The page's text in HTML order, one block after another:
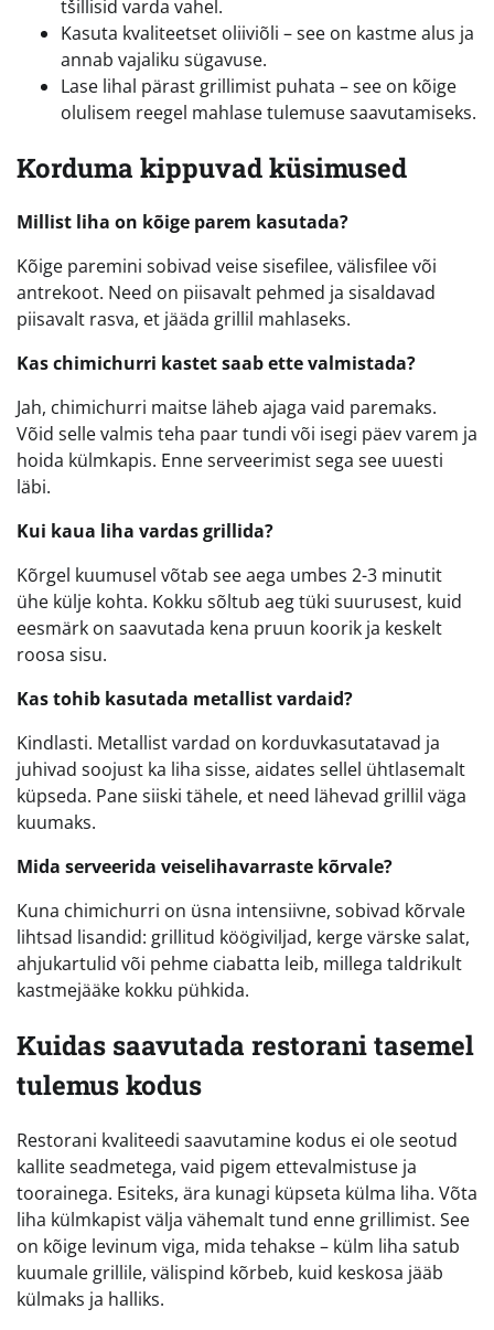
tšillisid varda vahel.
Kasuta kvaliteetset oliiviõli – see on kastme alus ja
annab vajaliku sügavuse.
Lase lihal pärast grillimist puhata – see on kõige
olulisem reegel mahlase tulemuse saavutamiseks.
Korduma kippuvad küsimused
Millist liha on kõige parem kasutada?
Kõige paremini sobivad veise sisefilee, välisfilee või
antrekoot. Need on piisavalt pehmed ja sisaldavad
piisavalt rasva, et jääda grillil mahlaseks.
Kas chimichurri kastet saab ette valmistada?
Jah, chimichurri maitse läheb ajaga vaid paremaks.
Võid selle valmis teha paar tundi või isegi päev varem ja
hoida külmkapis. Enne serveerimist sega see uuesti
läbi.
Kui kaua liha vardas grillida?
Kõrgel kuumusel võtab see aega umbes 2-3 minutit
ühe külje kohta. Kokku sõltub aeg tüki suurusest, kuid
eesmärk on saavutada kena pruun koorik ja keskelt
roosa sisu.
Kas tohib kasutada metallist vardaid?
Kindlasti. Metallist vardad on korduvkasutatavad ja
juhivad soojust ka liha sisse, aidates sellel ühtlasemalt
küpseda. Pane siiski tähele, et need lähevad grillil väga
kuumaks.
Mida serveerida veiselihavarraste kõrvale?
Kuna chimichurri on üsna intensiivne, sobivad kõrvale
lihtsad lisandid: grillitud köögiviljad, kerge värske salat,
ahjukartulid või pehme ciabatta leib, millega taldrikult
kastmejääke kokku pühkida.
Kuidas saavutada restorani tasemel
tulemus kodus
Restorani kvaliteedi saavutamine kodus ei ole seotud
kallite seadmetega, vaid pigem ettevalmistuse ja
toorainega. Esiteks, ära kunagi küpseta külma liha. Võta
liha külmkapist välja vähemalt tund enne grillimist. See
on kõige levinum viga, mida tehakse – külm liha satub
kuumale grillile, välispind kõrbeb, kuid keskosa jääb
külmaks ja halliks.